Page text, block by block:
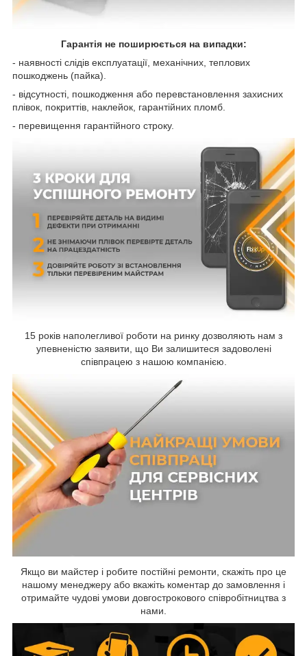
Гарантія не поширюється на випадки:
- наявності слідів експлуатації, механічних, теплових
пошкоджень (пайка).
- відсутності, пошкодження або перевстановлення захисних
плівок, покриттів, наклейок, гарантійних пломб.
- перевищення гарантійного строку.
15 років наполегливої роботи на ринку дозволяють нам з
упевненістю заявити, що Ви залишитеся задоволені
співпрацею з нашою компанією.
Якщо ви майстер і робите постійні ремонти, скажіть про це
нашому менеджеру або вкажіть коментар до замовлення і
отримайте чудові умови довгострокового співробітництва з
нами.